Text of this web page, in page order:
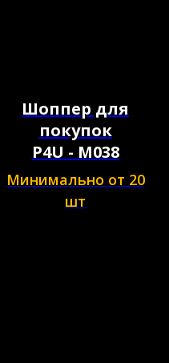
Шоппер для
покупок
P4U - M038
Минимально от 20
шт